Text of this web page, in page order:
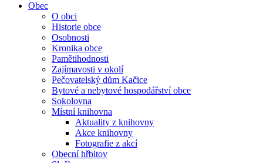
Obec
O obci
Historie obce
Osobnosti
Kronika obce
Pamětihodnosti
Zajímavosti v okolí
Pečovatelský dům Kačice
Bytové a nebytové hospodářství obce
Sokolovna
Místní knihovna
Aktuality z knihovny
Akce knihovny
Fotografie z akcí
Obecní hřbitov